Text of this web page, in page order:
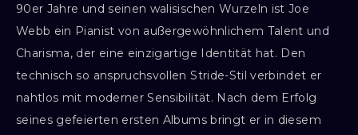
90er Jahre und seinen walisischen Wurzeln ist Joe
Webb ein Pianist von außergewöhnlichem Talent und
Charisma, der eine einzigartige Identität hat. Den
technisch so anspruchsvollen Stride-Stil verbindet er
nahtlos mit moderner Sensibilität. Nach dem Erfolg
seines gefeierten ersten Albums bringt er in diesem